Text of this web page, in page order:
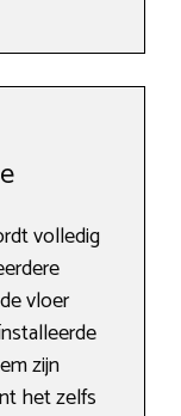
volledig
vloer
zijn
het zelfs